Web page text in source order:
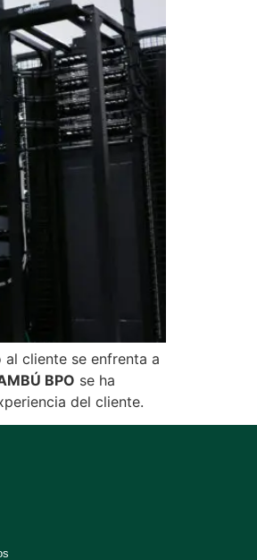
cliente se enfrenta a
BPO se ha
del cliente.